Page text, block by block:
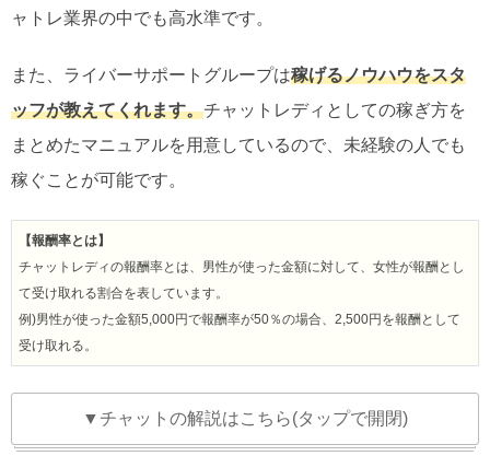
ャトレ業界の中でも高水準です。
また、ライバーサポートグループは稼げるノウハウをスタ
ッフが教えてくれます。チャットレディとしての稼ぎ方を
まとめたマニュアルを用意しているので、未経験の人でも
稼ぐことが可能です。
【報酬率とは】
チャットレディの報酬率とは、男性が使った金額に対して、女性が報酬とし
て受け取れる割合を表しています。
例)男性が使った金額5,000円で報酬率が50％の場合、2,500円を報酬として
受け取れる。
▼チャットの解説はこちら(タップで開閉)